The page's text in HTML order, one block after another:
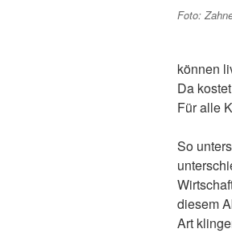
Foto:
können
Da
Für alle
So
diesem
Art